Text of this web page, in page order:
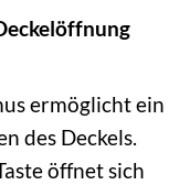
ermöglicht ein
des Deckels.
öffnet sich